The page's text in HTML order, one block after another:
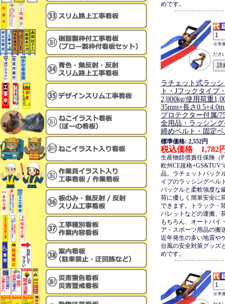
めです。
※半
ださ
ラチェット式ラッ
ト・Jフックタイプ
2,000kg/使用荷重
35mm×長さ
プロテクター付属/
全用品・ラッシン
締めベルト・固定
標準価格: 2,552円
税込価格 1,782
生産物賠償責任保険（
欧州CE規格+GS&TUV
品。ラチェットバック
イプのラッシングベル
バックルと柔軟強度な
荷に優しく簡単安全に
できます。トラック・
パレットなどの運搬、
もちろん、オートバイ
ア・スポーツ用品の搬
近年発生の多い地震や
台風の安全対策グッズ
めです。
※半